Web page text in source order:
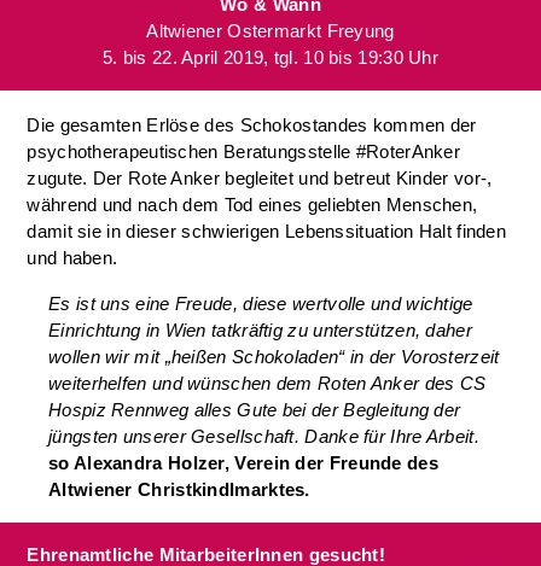
Wo & Wann
Altwiener Ostermarkt Freyung
5. bis 22. April 2019, tgl. 10 bis 19:30 Uhr
Die gesamten Erlöse des Schokostandes kommen der
psychotherapeutischen Beratungsstelle #RoterAnker
zugute. Der Rote Anker begleitet und betreut Kinder vor-,
während und nach dem Tod eines geliebten Menschen,
damit sie in dieser schwierigen Lebenssituation Halt finden
und haben.
Es ist uns eine Freude, diese wertvolle und wichtige
Einrichtung in Wien tatkräftig zu unterstützen, daher
wollen wir mit „heißen Schokoladen“ in der Vorosterzeit
weiterhelfen und wünschen dem Roten Anker des CS
Hospiz Rennweg alles Gute bei der Begleitung der
jüngsten unserer Gesellschaft. Danke für Ihre Arbeit.
so Alexandra Holzer, Verein der Freunde des
Altwiener Christkindlmarktes.
Ehrenamtliche MitarbeiterInnen gesucht!